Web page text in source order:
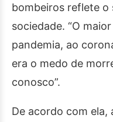
bombeiros reflete o
sociedade. “O
pandemia, ao
era o medo de
conosco”.
De acordo com ela,